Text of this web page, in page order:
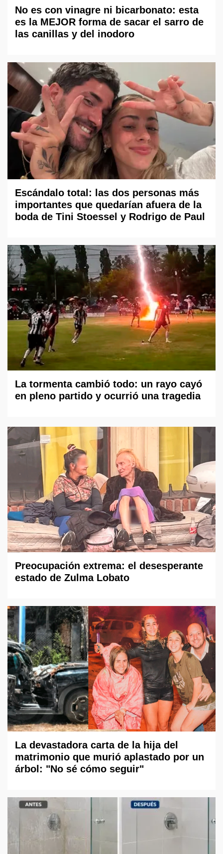
No es con vinagre ni bicarbonato: esta
es la MEJOR forma de sacar el sarro de
las canillas y del inodoro
Escándalo total: las dos personas más
importantes que quedarían afuera de la
boda de Tini Stoessel y Rodrigo de Paul
La tormenta cambió todo: un rayo cayó
en pleno partido y ocurrió una tragedia
Preocupación extrema: el desesperante
estado de Zulma Lobato
La devastadora carta de la hija del
matrimonio que murió aplastado por un
árbol: "No sé cómo seguir"